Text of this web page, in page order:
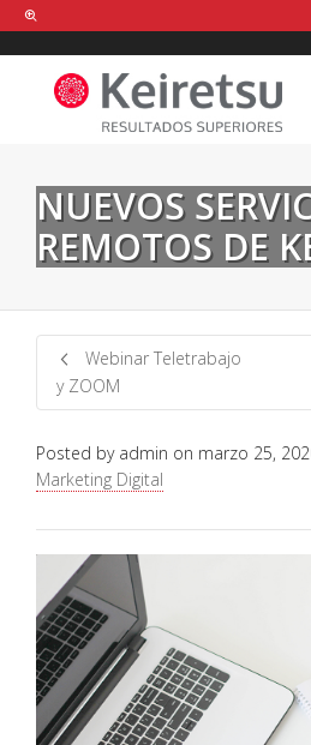
Help me Dante! I'm
shirts in a size
between £ . Show
FIND MY
NUEVOS
REMOTOS DE
Webinar Teletrabajo
y ZOOM
Posted by admin on marzo 25,
Marketing Digital